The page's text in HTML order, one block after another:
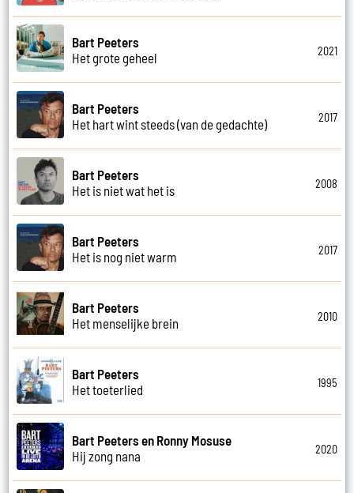
Bart Peeters
Het grote geheel
2021
Bart Peeters
Het hart wint steeds (van de gedachte)
2017
Bart Peeters
Het is niet wat het is
2008
Bart Peeters
Het is nog niet warm
2017
Bart Peeters
Het menselijke brein
2010
Bart Peeters
Het toeterlied
1995
Bart Peeters en Ronny Mosuse
Hij zong nana
2020